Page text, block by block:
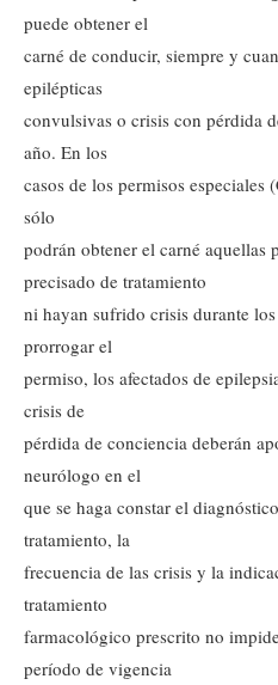
puede obtener el
carné de conducir, siempre y
epilépticas
convulsivas o crisis con pérdida
año. En los
casos de los permisos
sólo
podrán obtener el carné aquellas
precisado de tratamiento
ni hayan sufrido crisis durante
prorrogar el
permiso, los afectados de
crisis de
pérdida de conciencia deberán
neurólogo en el
que se haga constar el
tratamiento, la
frecuencia de las crisis y la
tratamiento
farmacológico prescrito no
período de vigencia